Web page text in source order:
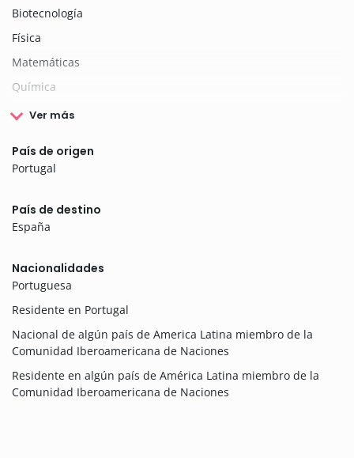
Biotecnología
Física
Matemáticas
Química
Ver más
País de origen
Portugal
País de destino
España
Nacionalidades
Portuguesa
Residente en Portugal
Nacional de algún país de America Latina miembro de la
Comunidad Iberoamericana de Naciones
Residente en algún país de América Latina miembro de la
Comunidad Iberoamericana de Naciones